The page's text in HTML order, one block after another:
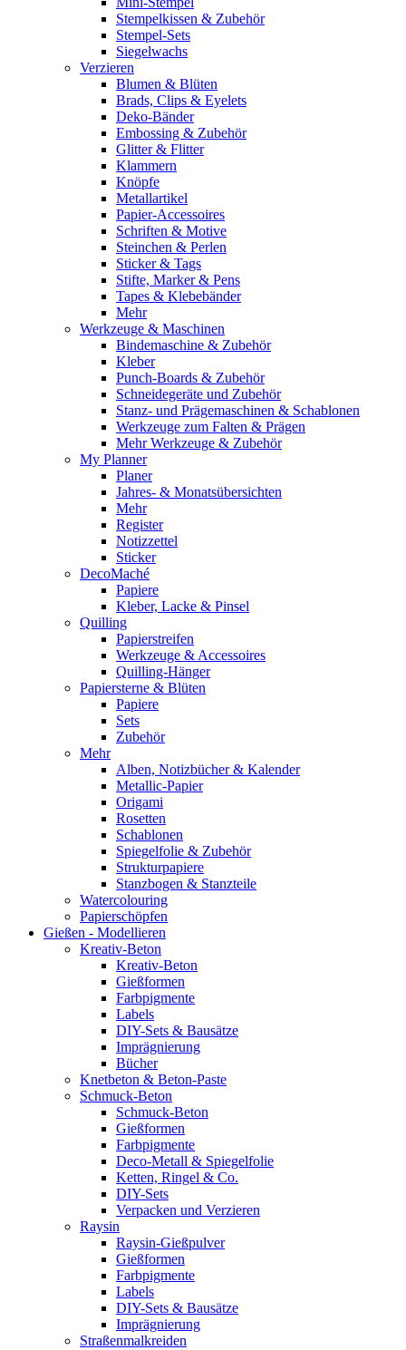
Stempelkissen & Zubehör
Stempel-Sets
Siegelwachs
Verzieren
Blumen & Blüten
Brads, Clips & Eyelets
Deko-Bänder
Embossing & Zubehör
Glitter & Flitter
Klammern
Knöpfe
Metallartikel
Papier-Accessoires
Schriften & Motive
Steinchen & Perlen
Sticker & Tags
Stifte, Marker & Pens
Tapes & Klebebänder
Mehr
Werkzeuge & Maschinen
Bindemaschine & Zubehör
Kleber
Punch-Boards & Zubehör
Schneidegeräte und Zubehör
Stanz- und Prägemaschinen & Schablonen
Werkzeuge zum Falten & Prägen
Mehr Werkzeuge & Zubehör
My Planner
Planer
Jahres- & Monatsübersichten
Mehr
Register
Notizzettel
Sticker
DecoMaché
Papiere
Kleber, Lacke & Pinsel
Quilling
Papierstreifen
Werkzeuge & Accessoires
Quilling-Hänger
Papiersterne & Blüten
Papiere
Sets
Zubehör
Mehr
Alben, Notizbücher & Kalender
Metallic-Papier
Origami
Rosetten
Schablonen
Spiegelfolie & Zubehör
Strukturpapiere
Stanzbogen & Stanzteile
Watercolouring
Papierschöpfen
Gießen - Modellieren
Kreativ-Beton
Kreativ-Beton
Gießformen
Farbpigmente
Labels
DIY-Sets & Bausätze
Imprägnierung
Bücher
Knetbeton & Beton-Paste
Schmuck-Beton
Schmuck-Beton
Gießformen
Farbpigmente
Deco-Metall & Spiegelfolie
Ketten, Ringel & Co.
DIY-Sets
Verpacken und Verzieren
Raysin
Raysin-Gießpulver
Gießformen
Farbpigmente
Labels
DIY-Sets & Bausätze
Imprägnierung
Straßenmalkreiden